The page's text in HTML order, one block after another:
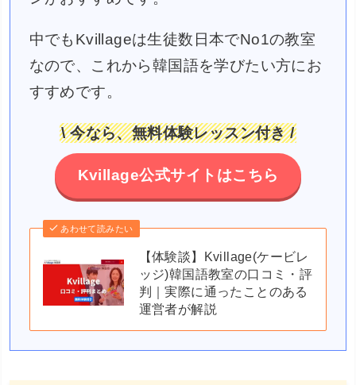
中でもKvillageは生徒数日本でNo1の教室
なので、これから韓国語を学びたい方にお
すすめです。
\ 今なら、無料体験レッスン付き /
Kvillage公式サイトはこちら
あわせて読みたい
【体験談】Kvillage(ケービレ
ッジ)韓国語教室の口コミ・評
判｜実際に通ったことのある
運営者が解説